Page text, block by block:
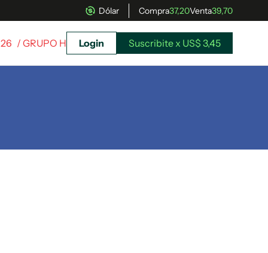
Dólar Compra37,20Venta39,70
/ GRUPO H Login Suscribite x US$ 3,45